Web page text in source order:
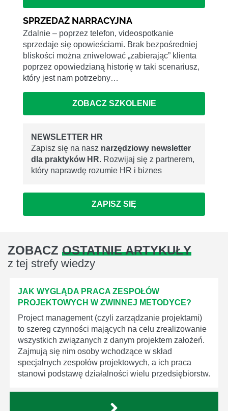
SPRZEDAŻ NARRACYJNA
Zdalnie – poprzez telefon, videospotkanie
sprzedaje się opowieściami. Brak bezpośredniej
bliskości można zniwelować „zabierając” klienta
poprzez opowiedzianą historię w taki scenariusz,
który jest nam potrzebny…
ZOBACZ SZKOLENIE
NEWSLETTER HR
Zapisz się na nasz narzędziowy newsletter
dla praktyków HR. Rozwijaj się z partnerem,
który naprawdę rozumie HR i biznes
ZAPISZ SIĘ
ZOBACZ OSTATNIE ARTYKUŁY
z tej strefy wiedzy
JAK WYGLĄDA PRACA ZESPOŁÓW
PROJEKTOWYCH W ZWINNEJ METODYCE?
Project management (czyli zarządzanie projektami)
to szereg czynności mających na celu zrealizowanie
wszystkich związanych z danym projektem założeń.
Zajmują się nim osoby wchodzące w skład
specjalnych zespołów projektowych, a ich praca
stanowi podstawę działalności wielu przedsiębiorstw.